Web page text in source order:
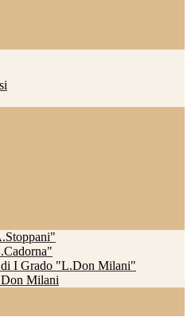
di I Grado "L.Don Milani"
Milani